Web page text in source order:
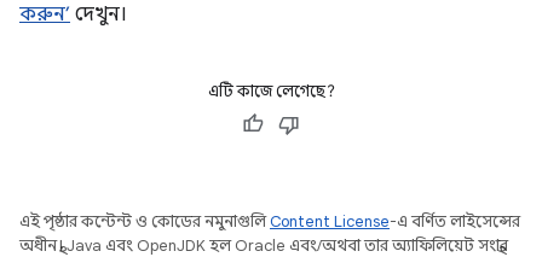
করুন’ দেখুন।
এটি কাজে লেগেছে?
এই পৃষ্ঠার কন্টেন্ট ও কোডের নমুনাগুলিContent License-এ বর্ণিত লাইসেন্সের
অধীনস্থ। Java এবং OpenJDK হল Oracle এবং/অথবা তার অ্যাফিলিয়েট সংস্থার